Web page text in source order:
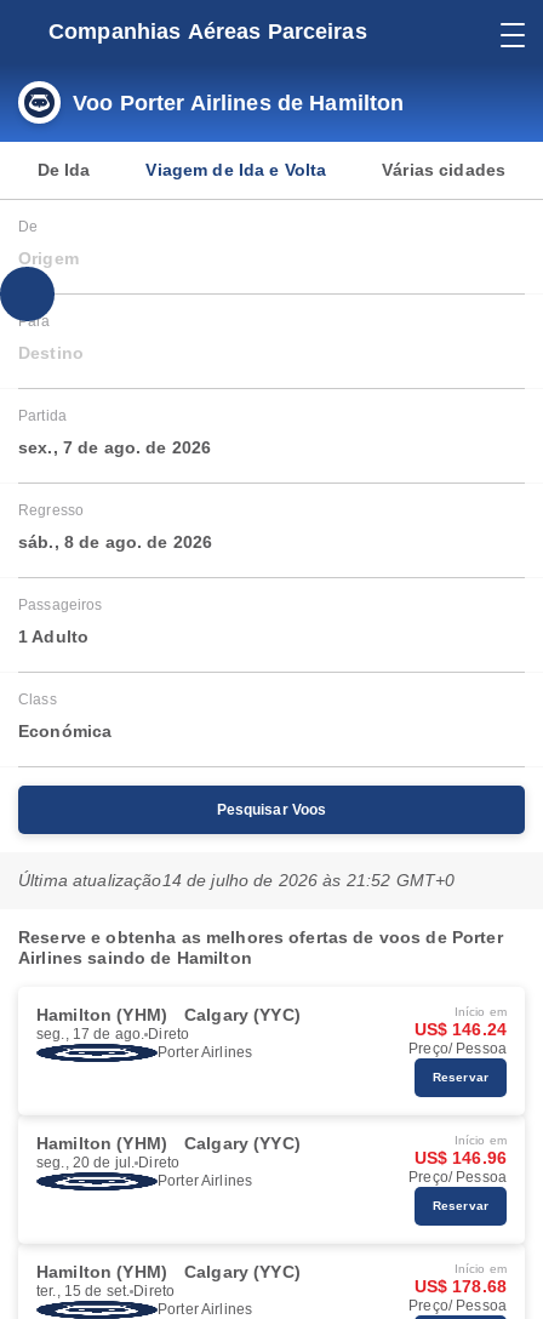
Companhias Aéreas Parceiras
Voo Porter Airlines de Hamilton
De Ida Viagem de Ida e Volta Várias cidades
De
Origem
Para
Destino
Partida
sex., 7 de ago. de 2026
Regresso
sáb., 8 de ago. de 2026
Passageiros
1 Adulto
Class
Económica
Pesquisar Voos
Última atualização14 de julho de 2026 às 21:52 GMT+0
Reserve e obtenha as melhores ofertas de voos de Porter
Airlines saindo de Hamilton
Hamilton (YHM) Calgary (YYC)
seg., 17 de ago. Direto
Porter Airlines
Início em
US$ 146.24
Preço/ Pessoa
Reservar
Hamilton (YHM) Calgary (YYC)
seg., 20 de jul. Direto
Porter Airlines
Início em
US$ 146.96
Preço/ Pessoa
Reservar
Hamilton (YHM) Calgary (YYC)
ter., 15 de set. Direto
Porter Airlines
Início em
US$ 178.68
Preço/ Pessoa